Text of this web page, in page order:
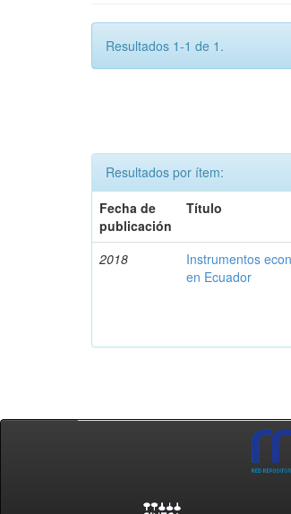
Resultados 1-1 de 1.
Resultados por ítem:
Fecha de
publicación
Título
2018
Instrumentos
en Ecuador